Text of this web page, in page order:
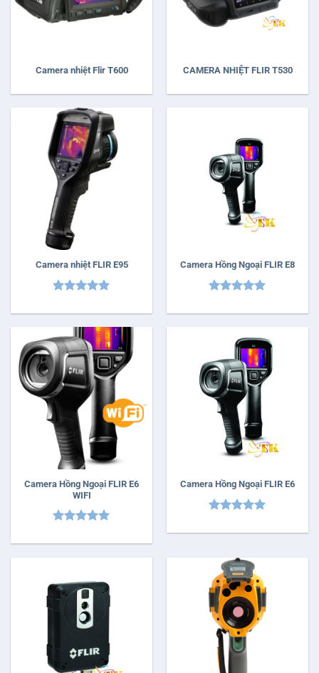
Camera nhiệt Flir T600 CAMERA NHIỆT FLIR T530
Camera nhiệt FLIR E95
hạng55
Camera Hồng Ngoại FLIR E8
hạng55
Camera Hồng Ngoại FLIR E6
WIFI
hạng55
Camera Hồng Ngoại FLIR E6
hạng55